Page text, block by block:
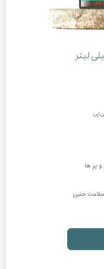
پر ها
سلامت جنین